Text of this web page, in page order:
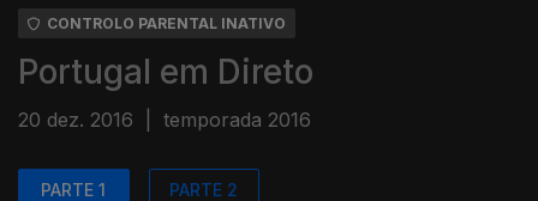
CONTROLO PARENTAL INATIVO
Portugal em Direto
20 dez. 2016 temporada 2016
PARTE 1 PARTE 2